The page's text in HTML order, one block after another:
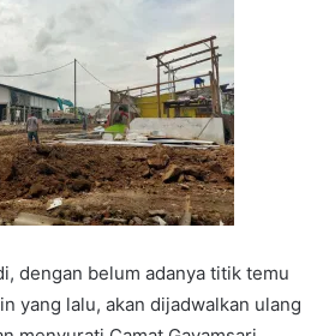
dengan belum adanya titik temu
yang lalu, akan dijadwalkan ulang